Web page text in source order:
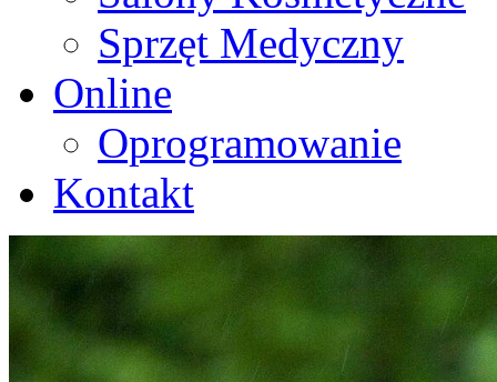
Sprzęt Medyczny
Online
Oprogramowanie
Kontakt